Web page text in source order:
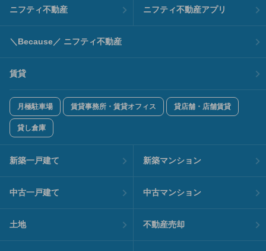
ニフティ不動産 ニフティ不動産アプリ
＼Because／ ニフティ不動産
賃貸
月極駐車場 賃貸事務所・賃貸オフィス 貸店舗・店舗賃貸
貸し倉庫
新築一戸建て 新築マンション
中古一戸建て 中古マンション
土地 不動産売却